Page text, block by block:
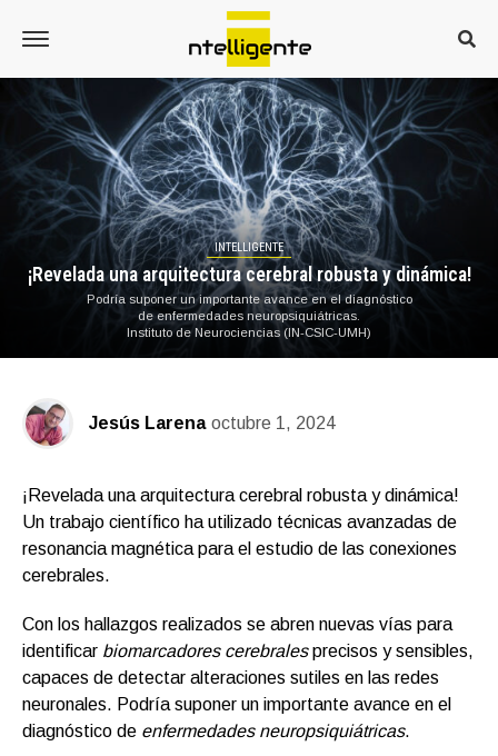
INTELLIGENTE
¡Revelada una arquitectura cerebral robusta y dinámica!
Podría suponer un importante avance en el diagnóstico
de enfermedades neuropsiquiátricas.
Instituto de Neurociencias (IN-CSIC-UMH)
Jesús Larena octubre 1, 2024
¡Revelada una arquitectura cerebral robusta y dinámica!
Un trabajo científico ha utilizado técnicas avanzadas de
resonancia magnética para el estudio de las conexiones
cerebrales.
Con los hallazgos realizados se abren nuevas vías para
identificar biomarcadores cerebralesprecisos y sensibles,
capaces de detectar alteraciones sutiles en las redes
neuronales. Podría suponer un importante avance en el
diagnóstico de enfermedades neuropsiquiátricas.